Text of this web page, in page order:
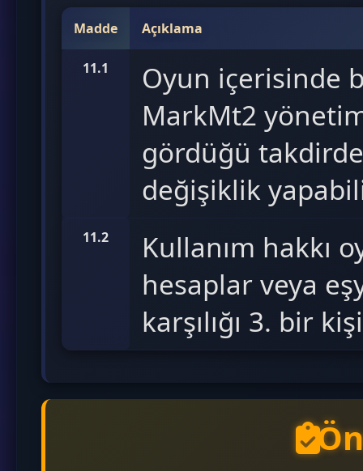
Madde Açıklama
11.1
Oyun içerisinde
MarkMt2
gördüğü
değişiklik
11.2
Kullanım hakkı
hesaplar veya
karşılığı 3. bir